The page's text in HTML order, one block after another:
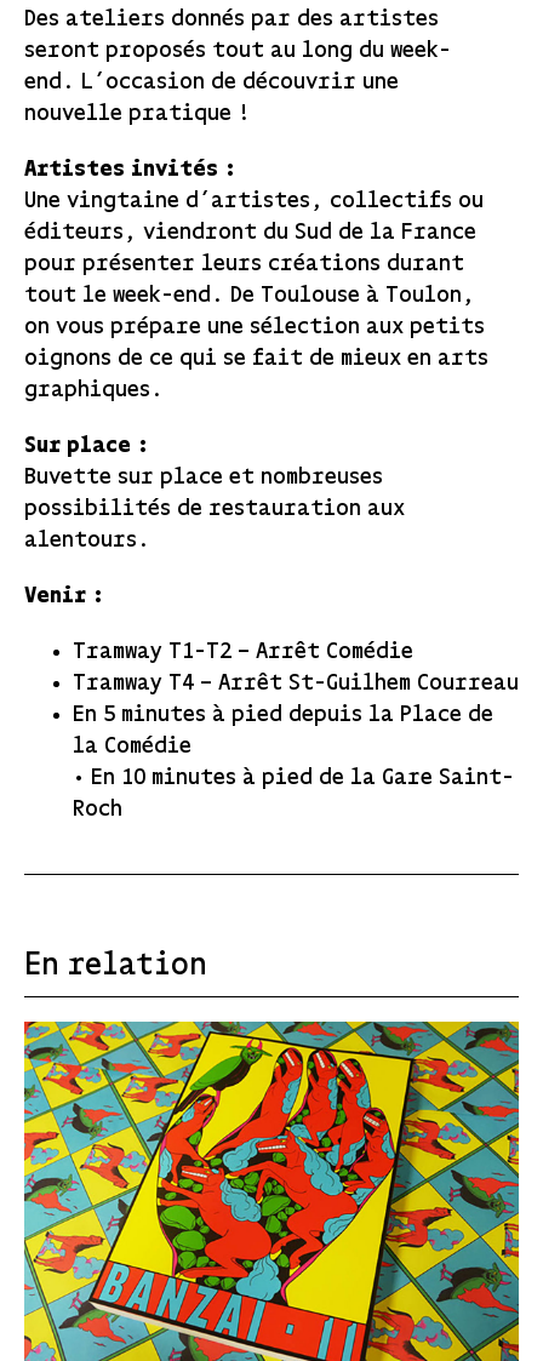
Des ateliers donnés par des artistes
seront proposés tout au long du week-
end. L’occasion de découvrir une
nouvelle pratique !
Artistes invités :
Une vingtaine d’artistes, collectifs ou
éditeurs, viendront du Sud de la France
pour présenter leurs créations durant
tout le week-end. De Toulouse à Toulon,
on vous prépare une sélection aux petits
oignons de ce qui se fait de mieux en arts
graphiques.
Sur place :
Buvette sur place et nombreuses
possibilités de restauration aux
alentours.
Venir :
Tramway T1-T2 – Arrêt Comédie
Tramway T4 – Arrêt St-Guilhem Courreau
En 5 minutes à pied depuis la Place de
la Comédie
• En 10 minutes à pied de la Gare Saint-
Roch
En relation